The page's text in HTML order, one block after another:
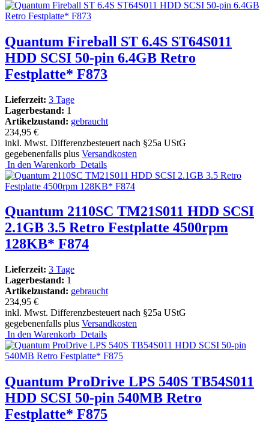
Quantum Fireball ST 6.4S ST64S011
HDD SCSI 50-pin 6.4GB Retro
Festplatte* F873
Lieferzeit: 3 Tage
Lagerbestand: 1
Artikelzustand: gebraucht
234,95 €
inkl. Mwst. Differenzbesteuert nach §25a UStG
gegebenenfalls plus Versandkosten
In den Warenkorb Details
Quantum 2110SC TM21S011 HDD SCSI
2.1GB 3.5 Retro Festplatte 4500rpm
128KB* F874
Lieferzeit: 3 Tage
Lagerbestand: 1
Artikelzustand: gebraucht
234,95 €
inkl. Mwst. Differenzbesteuert nach §25a UStG
gegebenenfalls plus Versandkosten
In den Warenkorb Details
Quantum ProDrive LPS 540S TB54S011
HDD SCSI 50-pin 540MB Retro
Festplatte* F875